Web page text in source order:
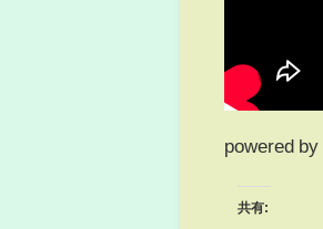
powered by
共有: